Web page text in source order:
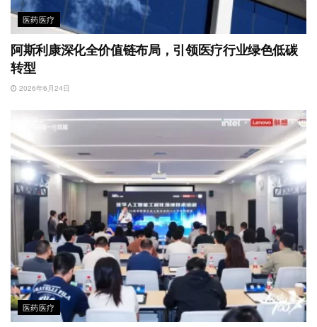
医药医疗
阿斯利康深化全价值链布局，引领医疗行业绿色低碳
转型
2026年6月24日
医药医疗